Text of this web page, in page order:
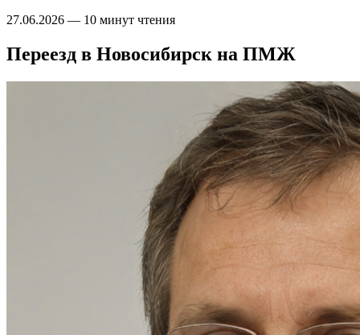
27.06.2026 — 10 минут чтения
Переезд в Новосибирск на ПМЖ